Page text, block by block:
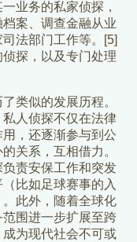
业务的私家侦探，
案、调查金融从业
法部门工作等。[5]
侦探，以及专门处理
类似的发展历程。
人侦探不仅在法律
，还逐渐参与到公
关系，互相借力。
责安保工作和突发
比如足球赛事的入
此外，随着全球化
围进一步扩展至跨
为现代社会不可或